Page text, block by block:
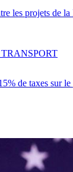
les projets de
de taxes sur